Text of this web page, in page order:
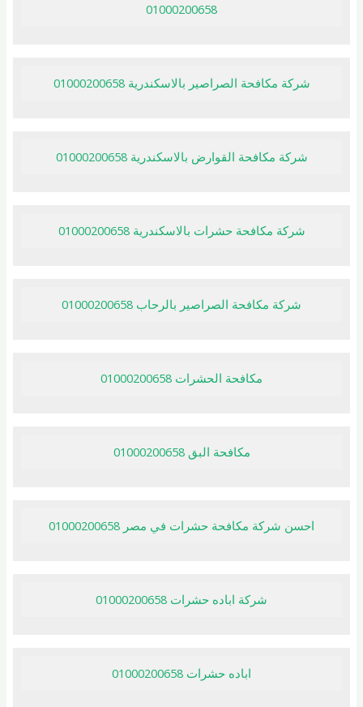
01000200658
شركة مكافحة الصراصير بالاسكندرية 01000200658
شركة مكافحة القوارض بالاسكندرية 01000200658
شركة مكافحة حشرات بالاسكندرية 01000200658
شركة مكافحة الصراصير بالرحاب 01000200658
مكافحة الحشرات 01000200658
مكافحة البق 01000200658
احسن شركة مكافحة حشرات في مصر 01000200658
شركة اباده حشرات 01000200658
اباده حشرات 01000200658